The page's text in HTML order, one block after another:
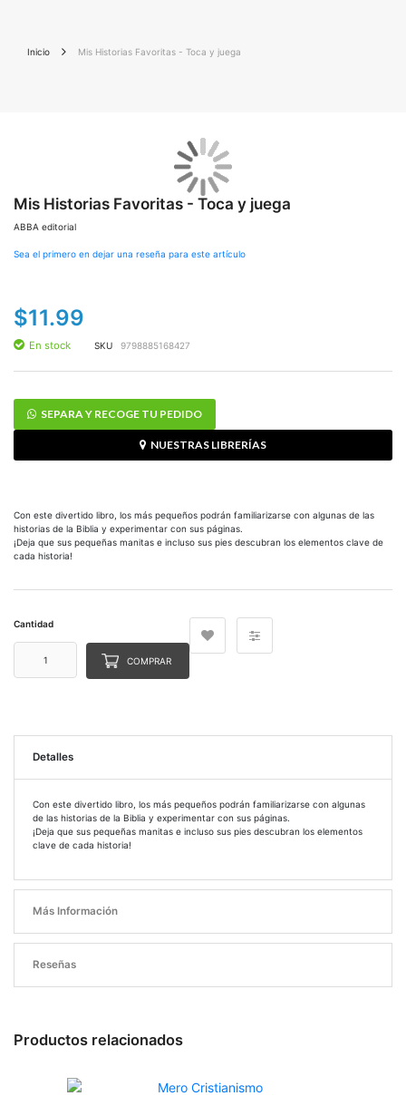
Inicio Mis Historias Favoritas - Toca y juega
final
de
la
de
Mis Historias Favoritas - Toca y juega
ABBA editorial
Sea el primero en dejar una reseña para este artículo
$11.99
En stock SKU 9798885168427
SEPARA Y RECOGE TU PEDIDO
NUESTRAS LIBRERÍAS
Con este divertido libro, los más pequeños podrán familiarizarse con algunas de las
historias de la Biblia y experimentar con sus páginas.
¡Deja que sus pequeñas manitas e incluso sus pies descubran los elementos clave de
cada historia!
Cantidad
COMPRAR
Detalles
Con este divertido libro, los más pequeños podrán familiarizarse con algunas
de las historias de la Biblia y experimentar con sus páginas.
¡Deja que sus pequeñas manitas e incluso sus pies descubran los elementos
clave de cada historia!
Más Información
Reseñas
Productos relacionados